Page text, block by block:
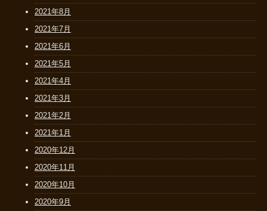
2021年8月
2021年7月
2021年6月
2021年5月
2021年4月
2021年3月
2021年2月
2021年1月
2020年12月
2020年11月
2020年10月
2020年9月